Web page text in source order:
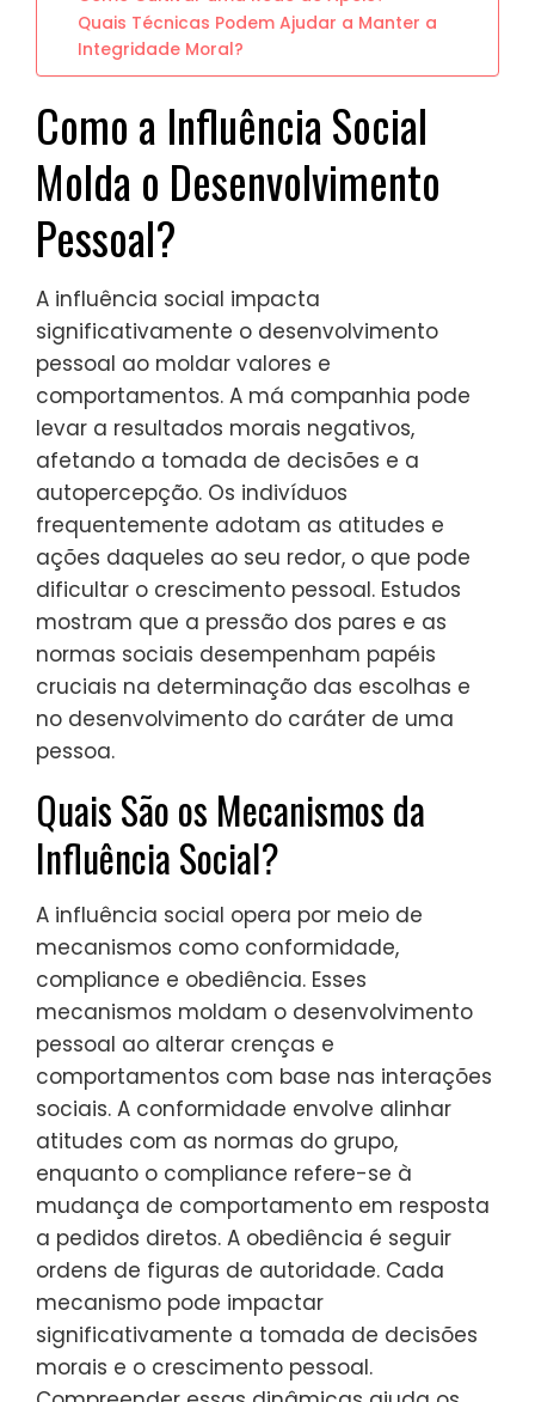
Quais Técnicas Podem Ajudar a Manter a
Integridade Moral?
Como a Influência Social
Molda o Desenvolvimento
Pessoal?
A influência social impacta
significativamente o desenvolvimento
pessoal ao moldar valores e
comportamentos. A má companhia pode
levar a resultados morais negativos,
afetando a tomada de decisões e a
autopercepção. Os indivíduos
frequentemente adotam as atitudes e
ações daqueles ao seu redor, o que pode
dificultar o crescimento pessoal. Estudos
mostram que a pressão dos pares e as
normas sociais desempenham papéis
cruciais na determinação das escolhas e
no desenvolvimento do caráter de uma
pessoa.
Quais São os Mecanismos da
Influência Social?
A influência social opera por meio de
mecanismos como conformidade,
compliance e obediência. Esses
mecanismos moldam o desenvolvimento
pessoal ao alterar crenças e
comportamentos com base nas interações
sociais. A conformidade envolve alinhar
atitudes com as normas do grupo,
enquanto o compliance refere-se à
mudança de comportamento em resposta
a pedidos diretos. A obediência é seguir
ordens de figuras de autoridade. Cada
mecanismo pode impactar
significativamente a tomada de decisões
morais e o crescimento pessoal.